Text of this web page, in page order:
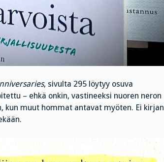
, sivulta 295 löytyy osuva
– ehkä onkin, vastineeksi nuoren neron
kun muut hommat antavat myöten. Ei kirjan